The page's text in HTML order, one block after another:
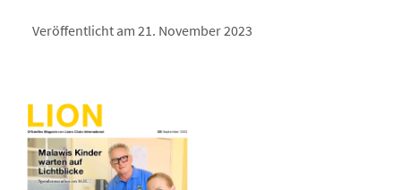
Veröffentlicht am 21. November 2023